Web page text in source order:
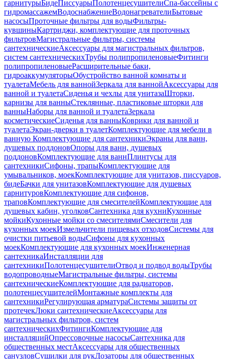
гарнитурыБидеПиссуарыПолотенцесушителиСпа-бассейны с
гидромассажемВодоснабжениеВодонагревателиБытовые
насосыПроточные фильтры для водыФильтры-
кувшиныКартриджи, комплектующие для проточных
фильтровМагистральные фильтры, системы
сантехническиеАксессуары для магистральных фильтров,
систем сантехническихТрубы полипропиленовыеФитинги
полипропиленовыеРасширительные баки,
гидроаккумуляторыОбустройство ванной комнаты и
туалетаМебель для ваннойЗеркала для ваннойАксессуары для
ванной и туалетаСиденья и чехлы для унитазаШторки,
карнизы для ванныСтеклянные, пластиковые шторки для
ванныНаборы для ванной и туалетаЗеркала
косметическиеСиденья для ванныКоврики для ванной и
туалетаЭкран-дверки в туалетКомплектующие для мебели в
ванную Комплектующие для сантехникиЭкраны для ванн,
душевых поддоновОпоры для ванн, душевых
поддоновКомплектующие для ваннПлинтусы для
сантехникиСифоны, трапыКомплектующие для
умывальников, моекКомплектующие для унитазов, писсуаров,
бидеБачки для унитазовКомплектующие для душевых
гарнитуровКомплектующие для сифонов,
траповКомплектующие для смесителейКомплектующие для
душевых кабин, уголковСантехника для кухниКухонные
мойкиКухонные мойки со смесителямиСмесители для
кухонных моекИзмельчители пищевых отходовСистемы для
очистки питьевой водыСифоны для кухонных
моекКомплектующие для кухонных моекИнженерная
сантехникаИнсталляции для
сантехникиПолотенцесушителиОтвод и подвод водыТрубы
водопроводныеМагистральные фильтры, системы
сантехническиеКомплектующие для радиаторов,
полотенцесушителейМонтажные комплекты для
сантехникиРегулирующая арматураСистемы защиты от
протечекЛюки сантехническиеАксессуары для
магистральных фильтров, систем
сантехническихФитингиКомплектующие для
инсталляцийОпрессовочные насосыСантехника для
общественных местАксессуары для общественных
санузловСушилки для рукДозаторы для общественных